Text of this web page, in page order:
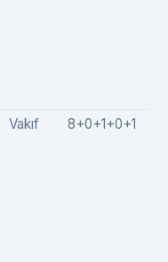
Vakıf 8+0+1+0+1